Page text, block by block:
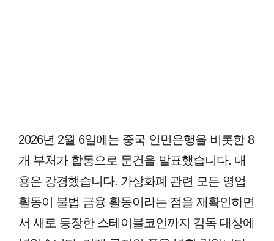
2026년 2월 6일에는 중국 인민은행을 비롯한 8
개 부처가 합동으로 문건을 발표했습니다. 내
용은 강경했습니다. 가상화폐 관련 모든 영업
활동이 불법 금융 활동이라는 점을 재확인하면
서 새로 등장한 스테이블코인까지 감독 대상에